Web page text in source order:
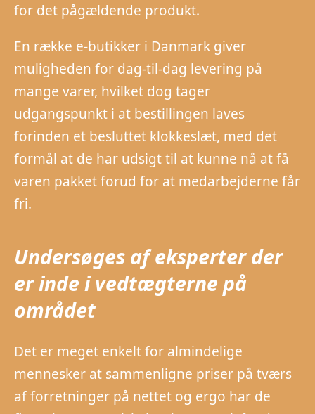
for det pågældende produkt.
En række e-butikker i Danmark giver
muligheden for dag-til-dag levering på
mange varer, hvilket dog tager
udgangspunkt i at bestillingen laves
forinden et besluttet klokkeslæt, med det
formål at de har udsigt til at kunne nå at få
varen pakket forud for at medarbejderne får
fri.
Undersøges af eksperter der
er inde i vedtægterne på
området
Det er meget enkelt for almindelige
mennesker at sammenligne priser på tværs
af forretninger på nettet og ergo har de